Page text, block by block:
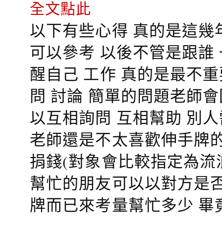
全文點此
以下有些心得 真的是這
可以參考 以後不管是跟
醒自己 工作 真的是最不
問 討論 簡單的問題老師
以互相詢問 互相幫助 別
老師還是不太喜歡伸手牌
捐錢(對象會比較指定為
幫忙的朋友可以以對方是
牌而已來考量幫忙多少